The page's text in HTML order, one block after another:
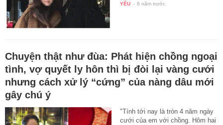
YÊU - 6 năm trước
Chuyện thật như đùa: Phát hiện chồng ngoại
tình, vợ quyết ly hôn thì bị đòi lại vàng cưới
nhưng cách xử lý “cứng” của nàng dâu mới
gây chú ý
"Tính tới nay là tròn 4 năm ngày
cưới của em với chồng. Hôm hai